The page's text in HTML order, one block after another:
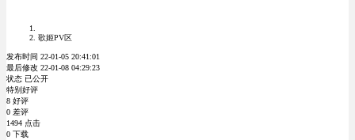
歌姬PV区
发布时间 22-01-05 20:41:01
最后修改 22-01-08 04:29:23
状态 已公开
特别好评
8 好评
0 差评
1494 点击
0 下载